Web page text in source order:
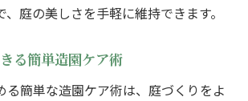
庭の美しさを手軽に維持できます。
る簡単造園ケア術
る簡単な造園ケア術は、庭づくりをよ